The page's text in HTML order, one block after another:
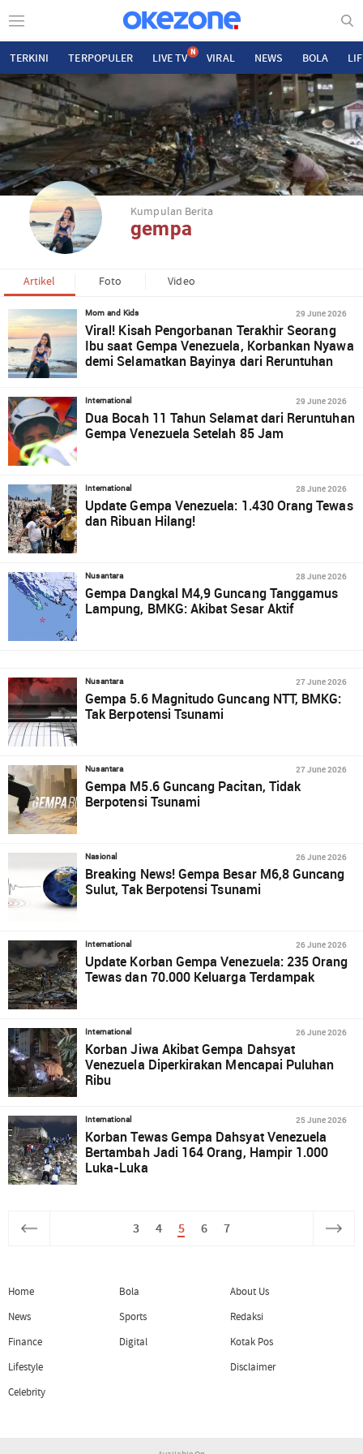
TERKINI TERPOPULER LIVE TV N VIRAL NEWS BOLA
Kumpulan Berita
gempa
Artikel Foto Video
Mom and Kids 29 June 2026
Viral! Kisah Pengorbanan Terakhir Seorang
Ibu saat Gempa Venezuela, Korbankan Nyawa
demi Selamatkan Bayinya dari Reruntuhan
International 29 June 2026
Dua Bocah 11 Tahun Selamat dari Reruntuhan
Gempa Venezuela Setelah 85 Jam
International 28 June 2026
Update Gempa Venezuela: 1.430 Orang Tewas
dan Ribuan Hilang!
Nusantara 28 June 2026
Gempa Dangkal M4,9 Guncang Tanggamus
Lampung, BMKG: Akibat Sesar Aktif
Nusantara 27 June 2026
Gempa 5.6 Magnitudo Guncang NTT, BMKG:
Tak Berpotensi Tsunami
Nusantara 27 June 2026
Gempa M5.6 Guncang Pacitan, Tidak
Berpotensi Tsunami
Nasional 26 June 2026
Breaking News! Gempa Besar M6,8 Guncang
Sulut, Tak Berpotensi Tsunami
International 26 June 2026
Update Korban Gempa Venezuela: 235 Orang
Tewas dan 70.000 Keluarga Terdampak
International 26 June 2026
Korban Jiwa Akibat Gempa Dahsyat
Venezuela Diperkirakan Mencapai Puluhan
Ribu
International 25 June 2026
Korban Tewas Gempa Dahsyat Venezuela
Bertambah Jadi 164 Orang, Hampir 1.000
Luka-Luka
3 4 5 6 7
Home
News
Finance
Lifestyle
Celebrity
Bola
Sports
Digital
About Us
Redaksi
Kotak Pos
Disclaimer